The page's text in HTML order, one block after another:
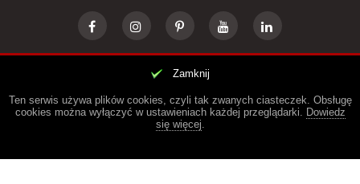
ELECTROTILE . NOWOCZESNA FOTOWOLTAIKA
DO GÓRY
Zamknij
Ten serwis używa plików cookies, czyli tak zwanych ciasteczek. Obsługę
cookies można wyłączyć w ustawieniach każdej przeglądarki. Dowiedz
się więcej.